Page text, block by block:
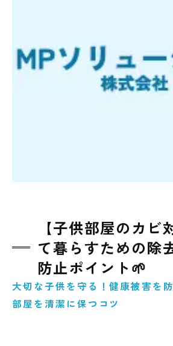
【子供部屋のカビ
て暮らすための除
防止ポイント🌱
大切な子供を守る！健康被害を
部屋を清潔に保つコツ